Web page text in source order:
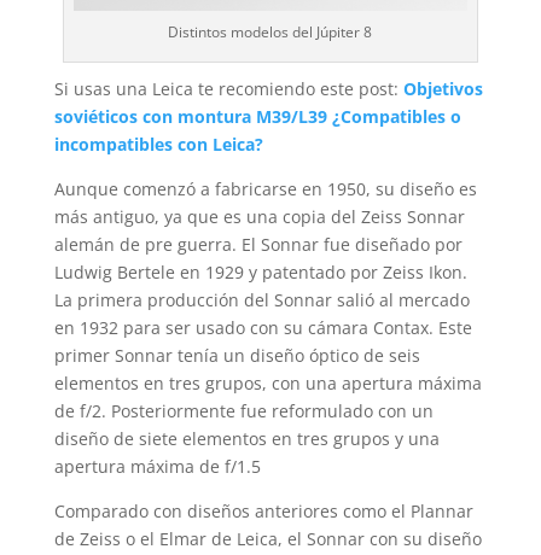
Distintos modelos del Júpiter 8
Si usas una Leica te recomiendo este post: Objetivos
soviéticos con montura M39/L39 ¿Compatibles o
incompatibles con Leica?
Aunque comenzó a fabricarse en 1950, su diseño es
más antiguo, ya que es una copia del Zeiss Sonnar
alemán de pre guerra. El Sonnar fue diseñado por
Ludwig Bertele en 1929 y patentado por Zeiss Ikon.
La primera producción del Sonnar salió al mercado
en 1932 para ser usado con su cámara Contax. Este
primer Sonnar tenía un diseño óptico de seis
elementos en tres grupos, con una apertura máxima
de f/2. Posteriormente fue reformulado con un
diseño de siete elementos en tres grupos y una
apertura máxima de f/1.5
Comparado con diseños anteriores como el Plannar
de Zeiss o el Elmar de Leica, el Sonnar con su diseño